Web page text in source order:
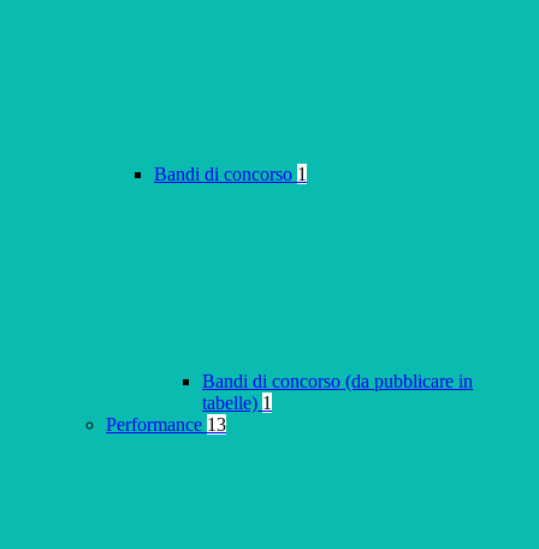
Bandi di concorso 1
Bandi di concorso (da pubblicare in
tabelle) 1
Performance 13